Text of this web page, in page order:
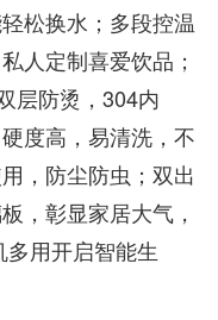
松换水；多段控温
人定制喜爱饮品；
层防烫，304内
度高，易清洗，不
，防尘防虫；双出
，彰显家居大气，
用开启智能生